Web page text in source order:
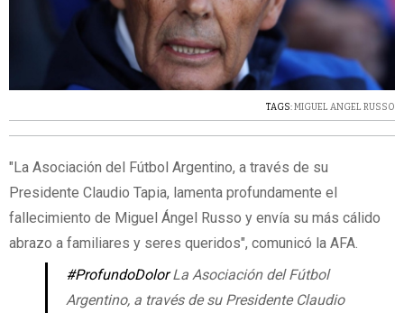
TAGS:MIGUEL ANGEL RUSSO
"La Asociación del Fútbol Argentino, a través de su
Presidente Claudio Tapia, lamenta profundamente el
fallecimiento de Miguel Ángel Russo y envía su más cálido
abrazo a familiares y seres queridos", comunicó la AFA.
#ProfundoDolorLa Asociación del Fútbol
Argentino, a través de su Presidente Claudio